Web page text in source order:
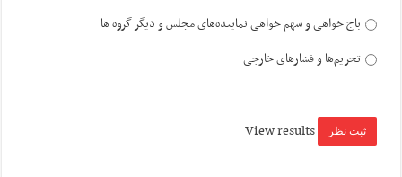
باج خواهی و سهم خواهی نماینده‌های مجلس و دیگر گروه ها
تحریم‌ها و فشارهای خارجی
View results